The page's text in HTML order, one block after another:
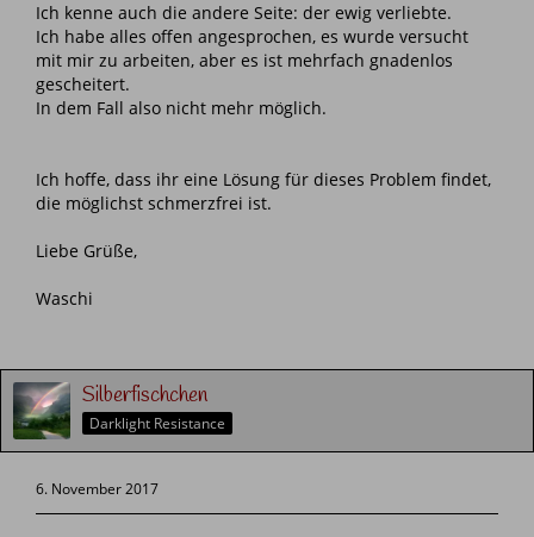
Ich kenne auch die andere Seite: der ewig verliebte.
Ich habe alles offen angesprochen, es wurde versucht
mit mir zu arbeiten, aber es ist mehrfach gnadenlos
gescheitert.
In dem Fall also nicht mehr möglich.
Ich hoffe, dass ihr eine Lösung für dieses Problem findet,
die möglichst schmerzfrei ist.
Liebe Grüße,
Waschi
Silberfischchen
Darklight Resistance
6. November 2017